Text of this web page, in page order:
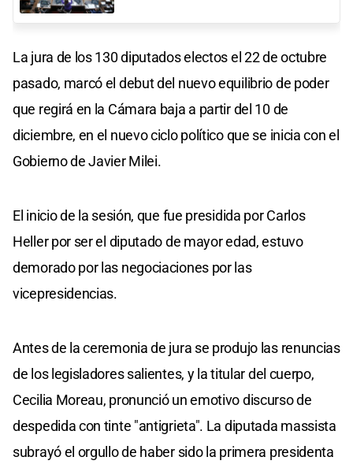
La jura de los 130 diputados electos el 22 de octubre
pasado, marcó el debut del nuevo equilibrio de poder
que regirá en la Cámara baja a partir del 10 de
diciembre, en el nuevo ciclo político que se inicia con el
Gobierno de Javier Milei.
El inicio de la sesión, que fue presidida por Carlos
Heller por ser el diputado de mayor edad, estuvo
demorado por las negociaciones por las
vicepresidencias.
Antes de la ceremonia de jura se produjo las renuncias
de los legisladores salientes, y la titular del cuerpo,
Cecilia Moreau, pronunció un emotivo discurso de
despedida con tinte "antigrieta". La diputada massista
subrayó el orgullo de haber sido la primera presidenta